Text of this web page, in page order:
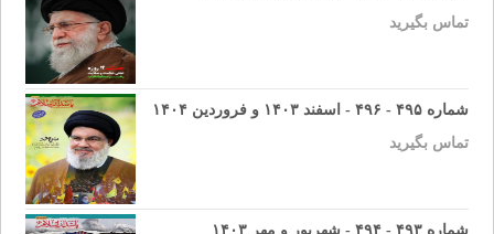
تماس بگیرید
شماره ۴۹۵ - ۴۹۶ - اسفند ۱۴۰۳ و فروردین ۱۴۰۴
تماس بگیرید
شماره ۴۹۳ - ۴۹۴ - شهریور و مهر ۱۴۰۳